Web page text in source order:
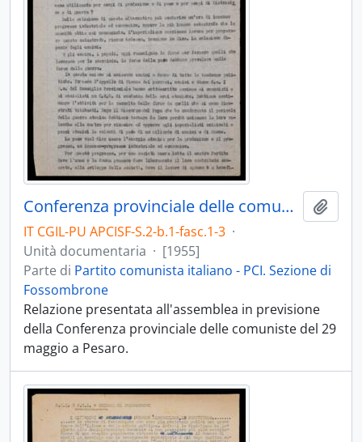
Conferenza provinciale delle comuniste
IT CGIL-PU APCISF-S.2-b.1-fasc.1-3 ·
Unità documentaria · [1955]
Parte di Partito comunista italiano - PCI. Sezione di
Fossombrone
Relazione presentata all'assemblea in previsione
della Conferenza provinciale delle comuniste del 29
maggio a Pesaro.